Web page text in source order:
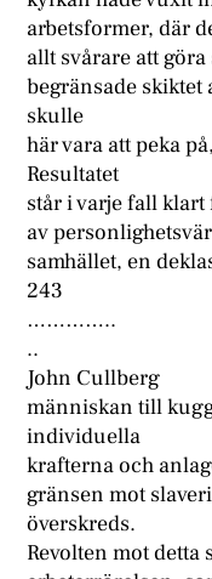
arbetsformer, där
allt svårare att
begränsade skiktet
skulle
här vara att peka
Resultatet
står i varje fall
av
samhället, en
243
…………..
..
John Cullberg
människan till
individuella
krafterna och
gränsen mot
överskreds.
Revolten mot